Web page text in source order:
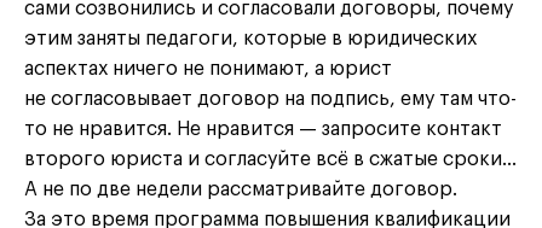
сами созвонились и согласовали договоры, почему
этим заняты педагоги, которые в юридических
аспектах ничего не понимают, а юрист
не согласовывает договор на подпись, ему там что-
то не нравится. Не нравится — запросите контакт
второго юриста и согласуйте всё в сжатые сроки…
А не по две недели рассматривайте договор.
За это время программа повышения квалификации